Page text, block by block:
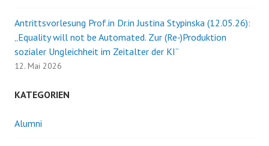
Antrittsvorlesung Prof.in Dr.in Justina Stypinska (12.05.26):
„Equality will not be Automated. Zur (Re-)Produktion
sozialer Ungleichheit im Zeitalter der KI“
12. Mai 2026
KATEGORIEN
Alumni